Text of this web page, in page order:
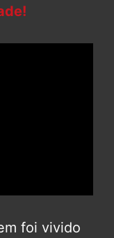
foi vivido